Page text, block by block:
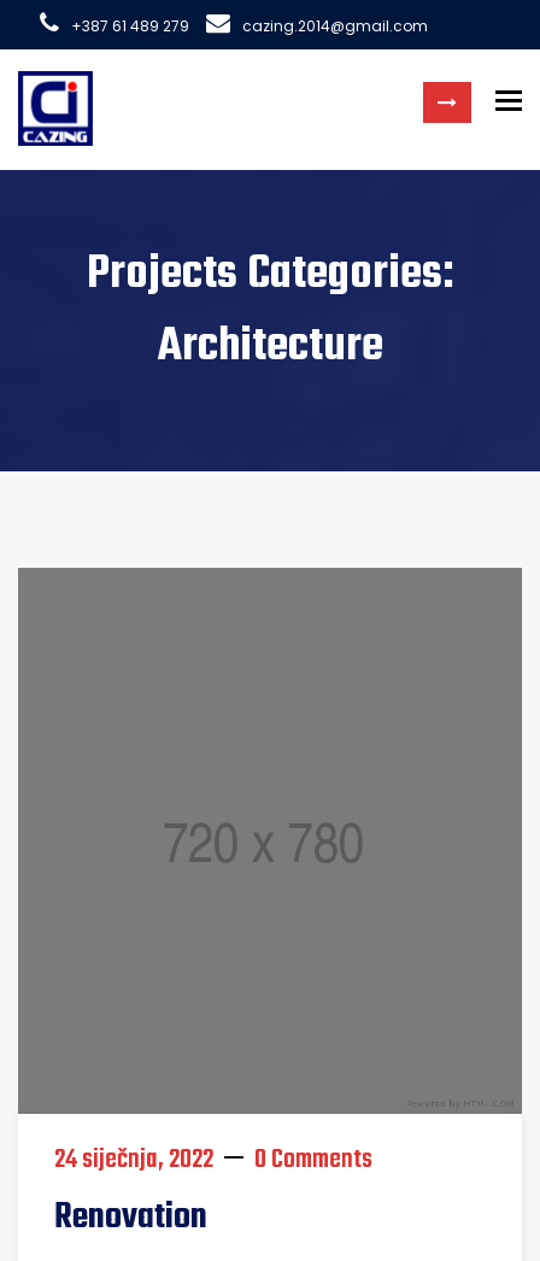
+387 61 489 279 cazing.2014@gmail.com
Projects Categories:
Architecture
24 siječnja, 2022 0 Comments
Renovation